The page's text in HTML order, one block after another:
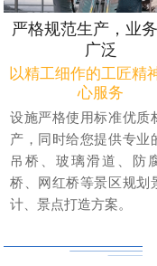
严格规范生产，业
广泛
以精工细作的工匠精
心服务
设施严格使用标准优质
产，同时给您提供专业
吊桥、玻璃滑道、防
桥、网红桥等景区规划
计、景点打造方案。